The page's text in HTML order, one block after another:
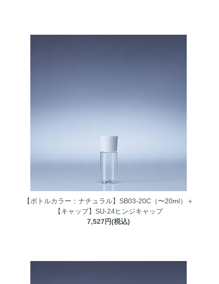
【ボトルカラー：ナチュラル】SB03-20C（〜20ml）＋
【キャップ】SU-24ヒンジキャップ
7,527円(税込)